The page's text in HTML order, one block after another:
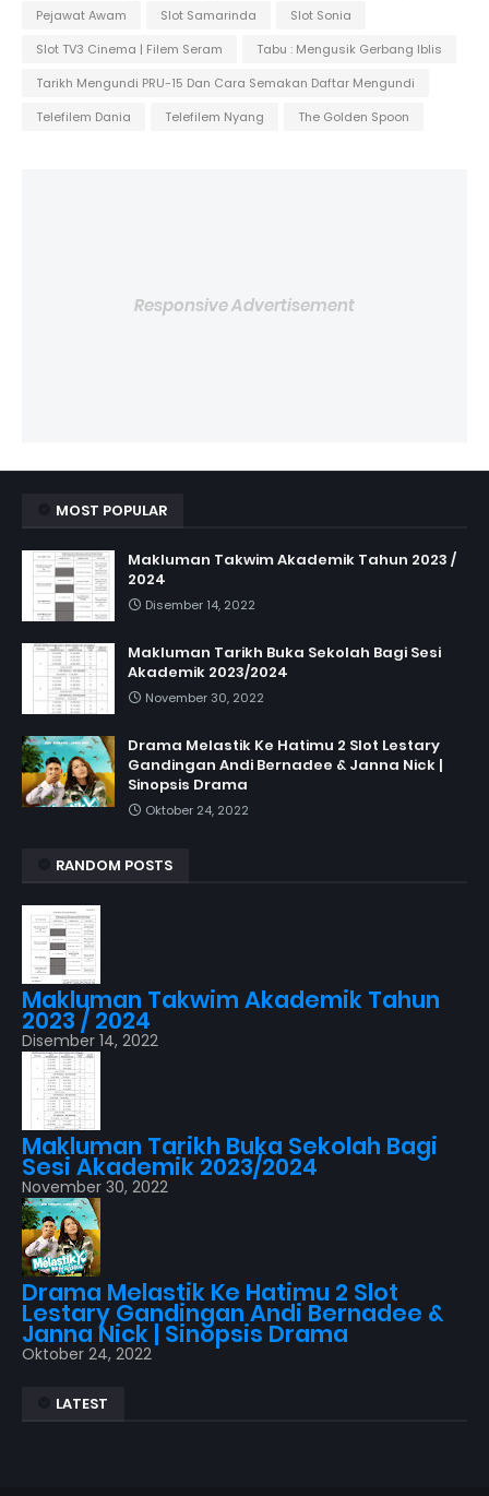
Pejawat Awam
Slot Samarinda
Slot Sonia
Slot TV3 Cinema | Filem Seram
Tabu : Mengusik Gerbang Iblis
Tarikh Mengundi PRU-15 Dan Cara Semakan Daftar Mengundi
Telefilem Dania
Telefilem Nyang The Golden Spoon
Responsive Advertisement
MOST POPULAR
Makluman Takwim Akademik Tahun 2023 /
2024
Disember 14, 2022
Makluman Tarikh Buka Sekolah Bagi Sesi
Akademik 2023/2024
November 30, 2022
Drama Melastik Ke Hatimu 2 Slot Lestary
Gandingan Andi Bernadee & Janna Nick |
Sinopsis Drama
Oktober 24, 2022
RANDOM POSTS
Makluman Takwim Akademik Tahun
2023 / 2024
Disember 14, 2022
Makluman Tarikh Buka Sekolah Bagi
Sesi Akademik 2023/2024
November 30, 2022
Drama Melastik Ke Hatimu 2 Slot
Lestary Gandingan Andi Bernadee &
Janna Nick | Sinopsis Drama
Oktober 24, 2022
LATEST